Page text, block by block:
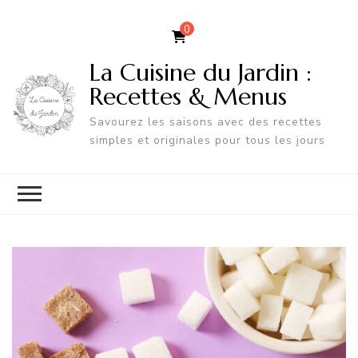
0
La Cuisine du Jardin :
Recettes & Menus
Savourez les saisons avec des recettes
simples et originales pour tous les jours